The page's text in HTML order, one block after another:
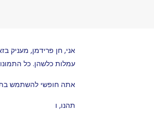
אני, חן פרידמן, מעניק
עמלות כלשהן. כל
אתה חופשי להשתמש
תהנו, ו